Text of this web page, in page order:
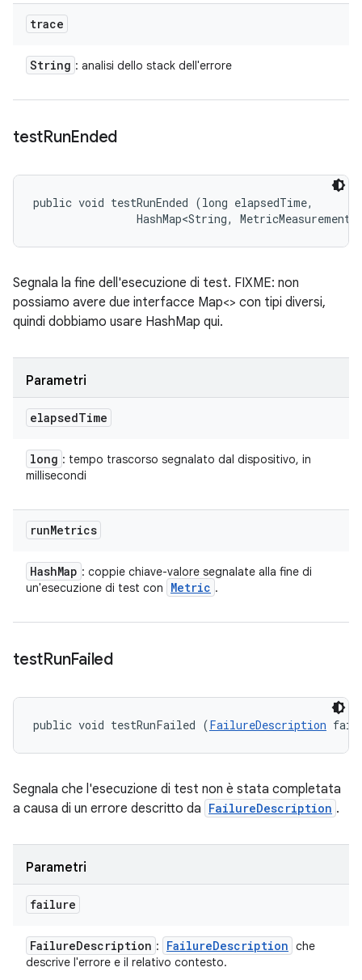
trace
String : analisi dello stack dell'errore
testRunEnded
public void testRunEnded (long elapsedTime,
HashMap<String,
Segnala la fine dell'esecuzione di test. FIXME: non
possiamo avere due interfacce Map<> con tipi diversi,
quindi dobbiamo usare HashMap qui.
Parametri
elapsedTime
long : tempo trascorso segnalato dal dispositivo, in
millisecondi
runMetrics
HashMap : coppie chiave-valore segnalate alla fine di
un'esecuzione di test con
Metric .
testRunFailed
public void testRunFailed (FailureDescription
Segnala che l'esecuzione di test non è stata completata
a causa di un errore descritto da FailureDescription .
Parametri
failure
FailureDescription : FailureDescription che
descrive l'errore e il relativo contesto.